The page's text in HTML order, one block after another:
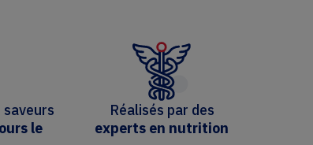
le
Réalisés par des
experts en nutrition